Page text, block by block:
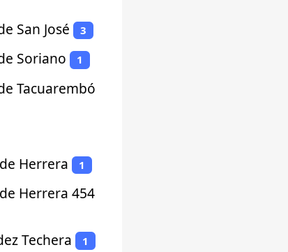
San José 3
Soriano 1
Tacuarembó
Herrera 1
Herrera 454
Techera 1